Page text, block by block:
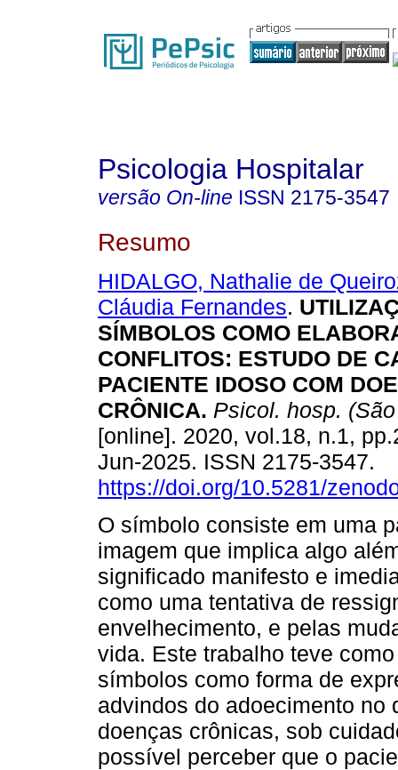
Psicologia Hospitalar
versão On-line ISSN 2175-3547
Resumo
HIDALGO, Nathalie de
Cláudia Fernandes.
SÍMBOLOS COMO
CONFLITOS: ESTUDO DE
PACIENTE IDOSO COM
CRÔNICA. Psicol. hosp.
[online]. 2020, vol.18, n.1,
Jun-2025. ISSN 2175-3547.
https://doi.org/10.5281/
O símbolo consiste em uma
imagem que implica algo
significado manifesto e
como uma tentativa de
envelhecimento, e pelas
vida. Este trabalho teve
símbolos como forma de
advindos do adoecimento no
doenças crônicas, sob
possível perceber que o